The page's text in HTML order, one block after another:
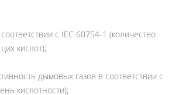
с IEC 60754-1 (количество
кислот);
дымовых газов в соответствии с
кислотности);